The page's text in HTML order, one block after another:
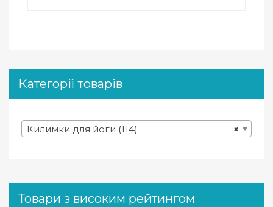
Категорії товарів
×
Килимки для йоги (114)
Товари з високим рейтингом